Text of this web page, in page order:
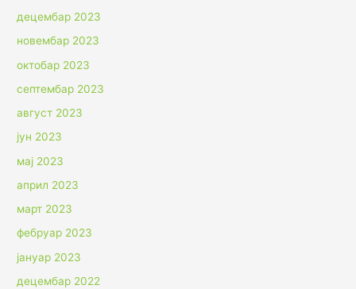
децембар 2023
новембар 2023
октобар 2023
септембар 2023
август 2023
јун 2023
мај 2023
април 2023
март 2023
фебруар 2023
јануар 2023
децембар 2022